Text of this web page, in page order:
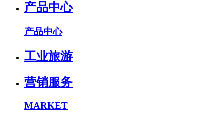
产品中心
产品中心
工业旅游
营销服务
MARKET